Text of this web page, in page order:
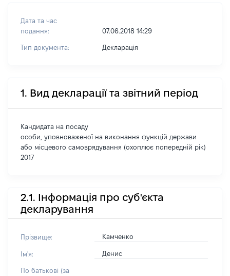
Дата та час
подання:
07.06.2018 14:29
Тип документа: Декларація
1. Вид декларації та звітний період
Кандидата на посаду
особи, уповноваженої на виконання функцій держави
або місцевого самоврядування (охоплює попередній рік)
2017
2.1. Інформація про суб'єкта
декларування
Прізвище: Камченко
Ім'я: Денис
По батькові (за